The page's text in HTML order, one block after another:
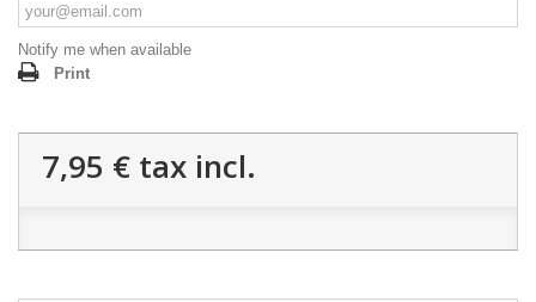
Notify me when available
Print
7,95 € tax incl.